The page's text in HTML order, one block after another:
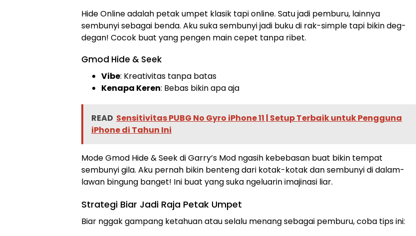
Hide Online adalah petak umpet klasik tapi online. Satu jadi pemburu, lainnya
sembunyi sebagai benda. Aku suka sembunyi jadi buku di rak-simple tapi bikin deg-
degan! Cocok buat yang pengen main cepet tanpa ribet.
Gmod Hide & Seek
Vibe: Kreativitas tanpa batas
Kenapa Keren: Bebas bikin apa aja
READ Sensitivitas PUBG No Gyro iPhone 11 | Setup Terbaik untuk Pengguna
iPhone di Tahun Ini
Mode Gmod Hide & Seek di Garry’s Mod ngasih kebebasan buat bikin tempat
sembunyi gila. Aku pernah bikin benteng dari kotak-kotak dan sembunyi di dalam-
lawan bingung banget! Ini buat yang suka ngeluarin imajinasi liar.
Strategi Biar Jadi Raja Petak Umpet
Biar nggak gampang ketahuan atau selalu menang sebagai pemburu, coba tips ini: